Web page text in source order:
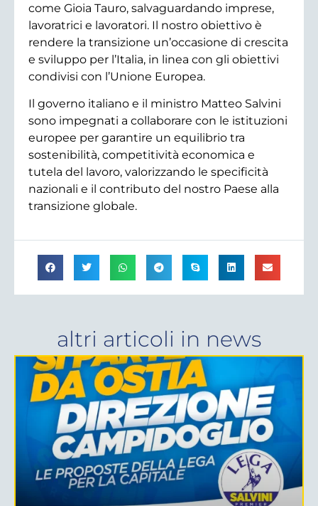
come Gioia Tauro, salvaguardando imprese,
lavoratrici e lavoratori. Il nostro obiettivo è
rendere la transizione un’occasione di crescita
e sviluppo per l’Italia, in linea con gli obiettivi
condivisi con l’Unione Europea.
Il governo italiano e il ministro Matteo Salvini
sono impegnati a collaborare con le istituzioni
europee per garantire un equilibrio tra
sostenibilità, competitività economica e
tutela del lavoro, valorizzando le specificità
nazionali e il contributo del nostro Paese alla
transizione globale.
altri articoli in news